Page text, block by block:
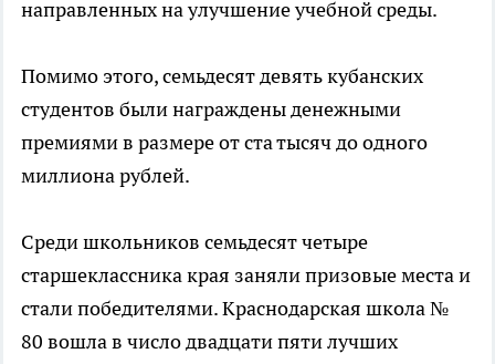
направленных на улучшение учебной среды.
Помимо этого, семьдесят девять кубанских
студентов были награждены денежными
премиями в размере от ста тысяч до одного
миллиона рублей.
Среди школьников семьдесят четыре
старшеклассника края заняли призовые места и
стали победителями. Краснодарская школа №
80 вошла в число двадцати пяти лучших